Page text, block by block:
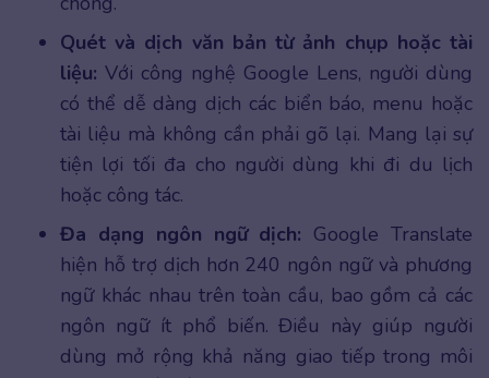
Quét và dịch văn bản từ ảnh chụp hoặc tài
liệu: Với công nghệ Google Lens, người dùng
có thể dễ dàng dịch các biển báo, menu hoặc
tài liệu mà không cần phải gõ lại. Mang lại sự
tiện lợi tối đa cho người dùng khi đi du lịch
hoặc công tác.
Đa dạng ngôn ngữ dịch: Google Translate
hiện hỗ trợ dịch hơn 240 ngôn ngữ và phương
ngữ khác nhau trên toàn cầu, bao gồm cả các
ngôn ngữ ít phổ biến. Điều này giúp người
dùng mở rộng khả năng giao tiếp trong môi